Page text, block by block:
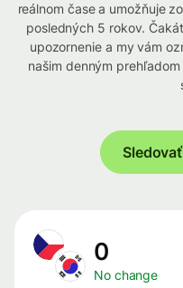
reálnom čase a umožňuje
posledných 5 rokov.
upozornenie a my vám
našim denným
0
No change